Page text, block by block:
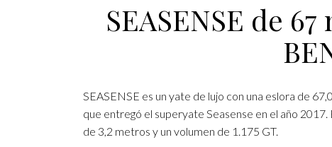
SEASENSE de
SEASENSE es un yate de lujo con una eslora de
que entregó el superyate Seasense en el año
de 3,2 metros y un volumen de 1.175 GT.